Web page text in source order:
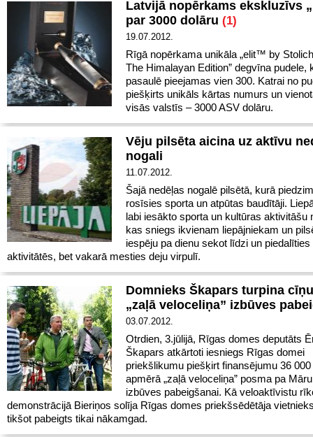
Latvijā nopērkams ekskluzīvs
par 3000 dolāru (1)
19.07.2012.
Rīgā nopērkama unikāla „elit™ by
The Himalayan Edition” degvīna pudele,
pasaulē pieejamas vien 300. Katrai no
piešķirts unikāls kārtas numurs un
visās valstīs – 3000 ASV dolāru.
Vēju pilsēta aicina uz aktīvu
nogali
11.07.2012.
Šajā nedēļas nogalē pilsētā, kurā
rosīsies sporta un atpūtas baudītāji.
labi iesākto sporta un kultūras aktivitāšu
kas sniegs ikvienam liepājniekam un
iespēju pa dienu sekot līdzi un piedalīties
aktivitātēs, bet vakarā mesties deju virpulī.
Domnieks Škapars turpina
„zaļā veloceliņa” izbūves
03.07.2012.
Otrdien, 3.jūlijā, Rīgas domes deputāts
Škapars atkārtoti iesniegs Rīgas domei
priekšlikumu piešķirt finansējumu 36 000
apmērā „zaļā veloceliņa” posma pa
izbūves pabeigšanai. Kā veloaktīvistu
demonstrācijā Bieriņos solīja Rīgas domes priekšsēdētāja
tikšot pabeigts tikai nākamgad.